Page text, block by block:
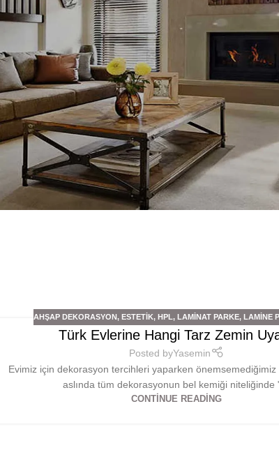
AHŞAP DEKORASYON,ESTETIK,HPL,LAMINAT PARKE,LAMINE
Türk Evlerine Hangi Tarz Zemin
Posted byYasemin
Evimiz için dekorasyon tercihleri yaparken
aslında tüm dekorasyonun bel kemiği niteliğinde
CONTINUE READING